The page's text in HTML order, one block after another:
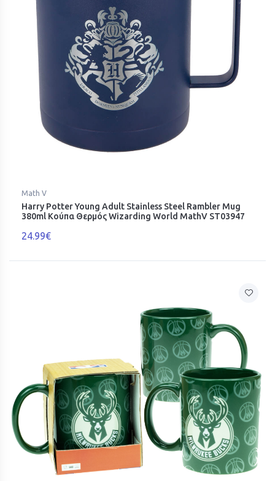
Math V
Harry Potter Young Adult Stainless Steel Rambler Mug
380ml Κούπα Θερμός Wizarding World MathV ST03947
24.99€